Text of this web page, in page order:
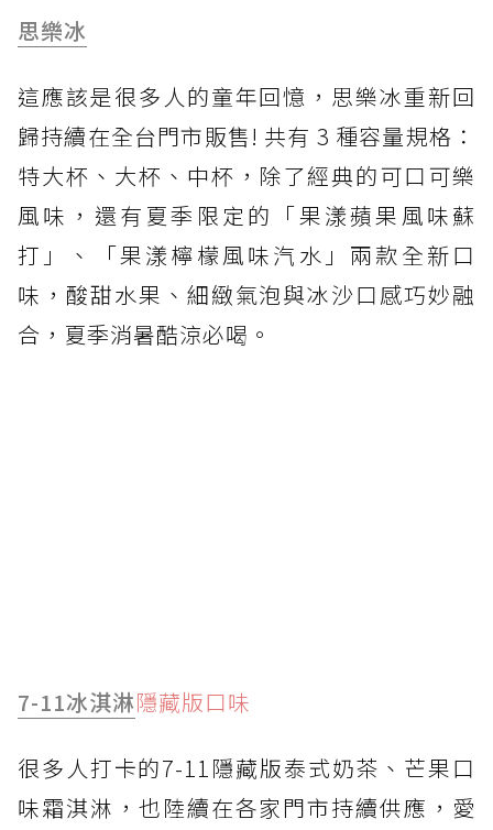
思樂冰
這應該是很多人的童年回憶，思樂冰重新回
歸持續在全台門市販售! 共有 3 種容量規格：
特大杯、大杯、中杯，除了經典的可口可樂
風味，還有夏季限定的「果漾蘋果風味蘇
打」、「果漾檸檬風味汽水」兩款全新口
味，酸甜水果、細緻氣泡與冰沙口感巧妙融
合，夏季消暑酷涼必喝。
7-11冰淇淋隱藏版口味
很多人打卡的7-11隱藏版泰式奶茶、芒果口
味霜淇淋，也陸續在各家門市持續供應，愛